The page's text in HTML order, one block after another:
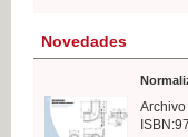
Novedades